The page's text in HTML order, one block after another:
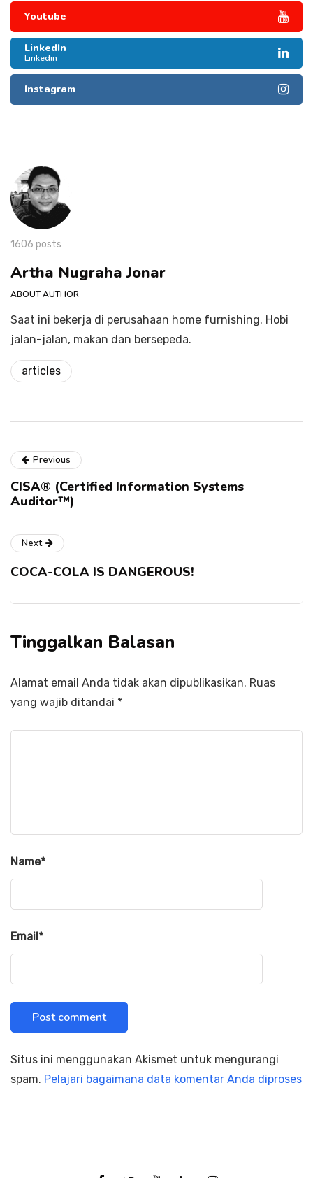
Youtube
LinkedIn
Linkedin
Instagram
1606 posts
Artha Nugraha Jonar
ABOUT AUTHOR
Saat ini bekerja di perusahaan home furnishing. Hobi
jalan-jalan, makan dan bersepeda.
articles
Previous
CISA® (Certified Information Systems
Auditor™)
Next
COCA-COLA IS DANGEROUS!
Tinggalkan Balasan
Alamat email Anda tidak akan dipublikasikan. Ruas
yang wajib ditandai *
Name*
Email*
Situs ini menggunakan Akismet untuk mengurangi
spam. Pelajari bagaimana data komentar Anda diproses